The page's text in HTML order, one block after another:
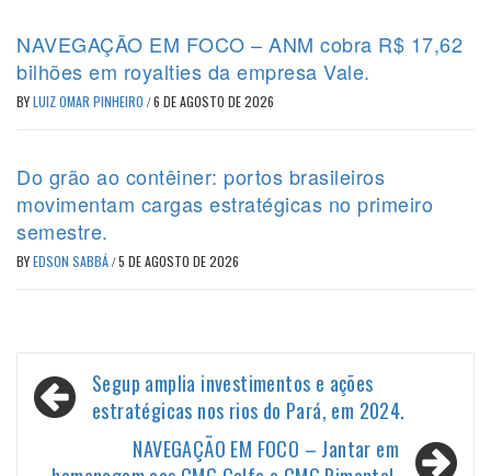
NAVEGAÇÃO EM FOCO – ANM cobra R$ 17,62
bilhões em royalties da empresa Vale.
BYLUIZ OMAR PINHEIRO /6 DE AGOSTO DE 2026
Do grão ao contêiner: portos brasileiros
movimentam cargas estratégicas no primeiro
semestre.
BYEDSON SABBÁ/5 DE AGOSTO DE 2026
Navegação
de
Segup amplia investimentos e ações
estratégicas nos rios do Pará, em 2024.
NAVEGAÇÃO EM FOCO – Jantar em